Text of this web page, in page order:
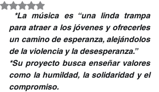
Rated NaN out of 5 stars.
*La música es “una linda trampa
para atraer a los jóvenes y ofrecerles
un camino de esperanza, alejándolos
de la violencia y la desesperanza.”
*Su proyecto busca enseñar valores
como la humildad, la solidaridad y el
compromiso.